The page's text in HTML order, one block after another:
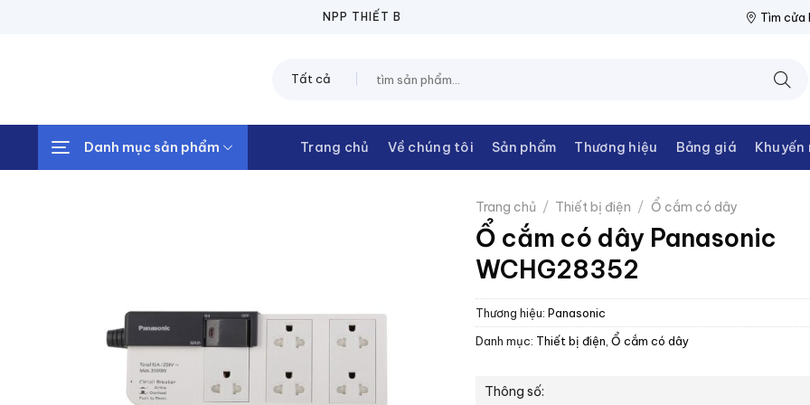
NPP THIẾT BỊ ĐIỆN THANH CHÂU NPP THIẾT
Tìm cửa
kiếm:
Danh mục sản phẩm Trang chủ Về chúng tôi Sản phẩm Thương hiệu Bảng giá Khuyến
Trang chủ / Thiết bị điện / Ổ cắm có dây
Ổ cắm có dây Panasonic
WCHG28352
Thương hiệu: Panasonic
Danh mục: Thiết bị điện Ổ cắm có dây
Thông số: